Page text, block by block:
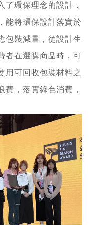
了環保理念的設計，
能將環保設計落實於
包裝減量，從設計生
者在選購商品時，可
用可回收包裝材料之
費，落實綠色消費，